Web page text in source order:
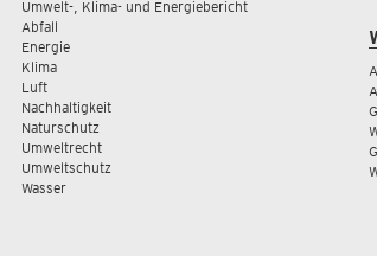
Umwelt-, Klima- und Energiebericht
Abfall
Energie
Klima
Luft
Nachhaltigkeit
Naturschutz
Umweltrecht
Umweltschutz
Wasser